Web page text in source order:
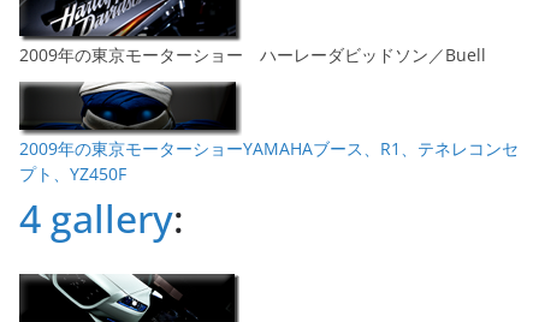
2009年の東京モーターショー ハーレーダビッドソン／Buell
2009年の東京モーターショーYAMAHAブース、R1、テネレコンセ
プト、YZ450F
4 gallery: